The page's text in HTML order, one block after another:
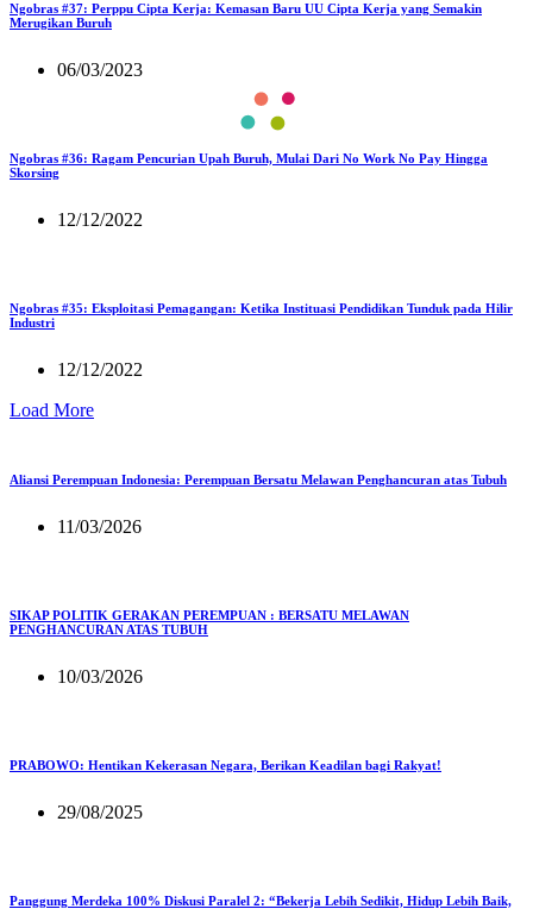
Ngobras #37: Perppu Cipta Kerja: Kemasan Baru UU Cipta Kerja yang Semakin
Merugikan Buruh
06/03/2023
Ngobras #36: Ragam Pencurian Upah Buruh, Mulai Dari No Work No Pay Hingga
Skorsing
12/12/2022
Ngobras #35: Eksploitasi Pemagangan: Ketika Instituasi Pendidikan Tunduk pada Hilir
Industri
12/12/2022
Load More
Aliansi Perempuan Indonesia: Perempuan Bersatu Melawan Penghancuran atas Tubuh
11/03/2026
SIKAP POLITIK GERAKAN PEREMPUAN : BERSATU MELAWAN
PENGHANCURAN ATAS TUBUH
10/03/2026
PRABOWO: Hentikan Kekerasan Negara, Berikan Keadilan bagi Rakyat!
29/08/2025
Panggung Merdeka 100% Diskusi Paralel 2: “Bekerja Lebih Sedikit, Hidup Lebih Baik,